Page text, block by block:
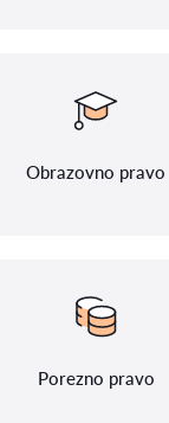
Obrazovno pravo
Porezno pravo